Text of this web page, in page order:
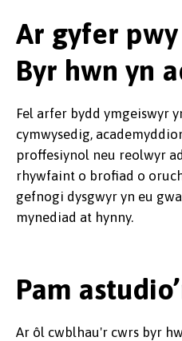
Ar gyfer
Byr hwn yn
Fel arfer bydd ymgeiswyr
cymwysedig,
proffesiynol neu reolwyr
rhywfaint o brofiad o
gefnogi dysgwyr yn eu
mynediad at hynny.
Pam
Ar ôl cwblhau'r cwrs byr